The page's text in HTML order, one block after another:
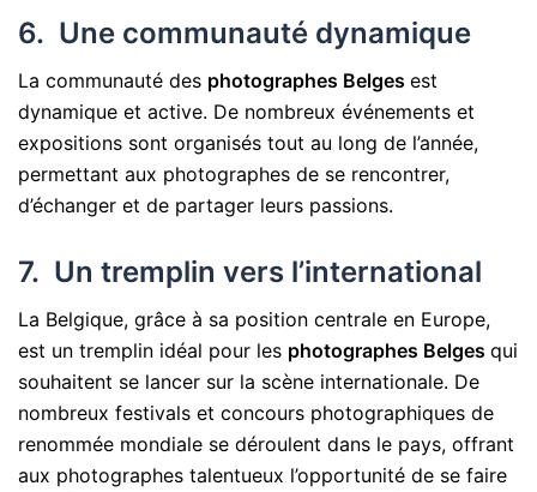
6. Une communauté dynamique
La communauté des photographes Belges est
dynamique et active. De nombreux événements et
expositions sont organisés tout au long de l’année,
permettant aux photographes de se rencontrer,
d’échanger et de partager leurs passions.
7. Un tremplin vers l’international
La Belgique, grâce à sa position centrale en Europe,
est un tremplin idéal pour les photographes Belges qui
souhaitent se lancer sur la scène internationale. De
nombreux festivals et concours photographiques de
renommée mondiale se déroulent dans le pays, offrant
aux photographes talentueux l’opportunité de se faire